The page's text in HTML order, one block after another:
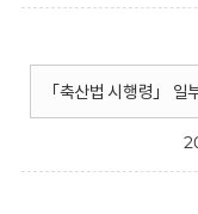
「축산법 시행령」